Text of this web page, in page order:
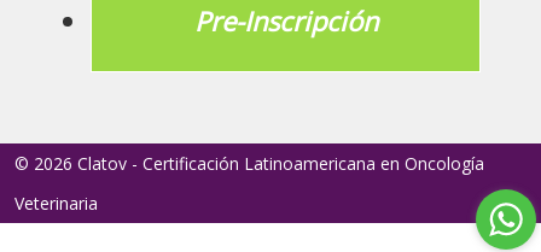
Pre-Inscripción
© 2026 Clatov - Certificación Latinoamericana en Oncología
Veterinaria